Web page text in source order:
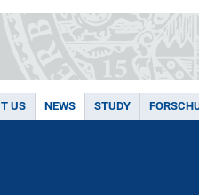
US NEWS STUDY